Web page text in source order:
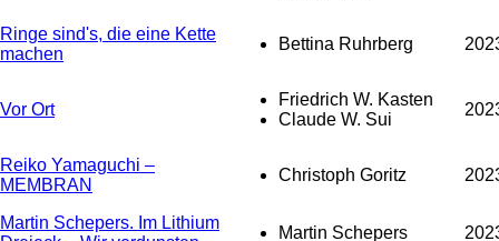
Ringe sind's, die eine Kette
machen
Bettina Ruhrberg
Vor Ort
Friedrich W. Kasten
Claude W. Sui
Reiko Yamaguchi –
MEMBRAN
Christoph Goritz
Martin Schepers. Im Lithium
Martin Schepers